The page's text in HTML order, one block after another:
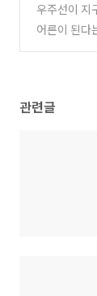
우주선이 지
어른이 된다
관련글